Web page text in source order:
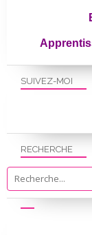
SUIVEZ-MOI
RECHERCHE